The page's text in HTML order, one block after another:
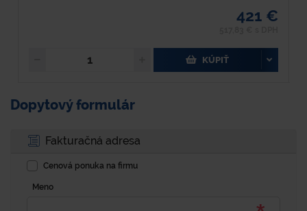
421 €
KÚPIŤ
Dopytový formulár
Fakturačná adresa
Cenová ponuka na firmu
Meno